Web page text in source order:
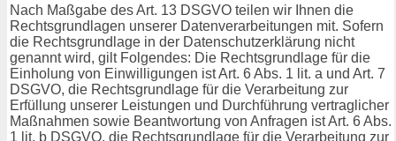
Nach Maßgabe des Art. 13 DSGVO teilen wir Ihnen die
Rechtsgrundlagen unserer Datenverarbeitungen mit. Sofern
die Rechtsgrundlage in der Datenschutzerklärung nicht
genannt wird, gilt Folgendes: Die Rechtsgrundlage für die
Einholung von Einwilligungen ist Art. 6 Abs. 1 lit. a und Art. 7
DSGVO, die Rechtsgrundlage für die Verarbeitung zur
Erfüllung unserer Leistungen und Durchführung vertraglicher
Maßnahmen sowie Beantwortung von Anfragen ist Art. 6 Abs.
1 lit. b DSGVO, die Rechtsgrundlage für die Verarbeitung zur